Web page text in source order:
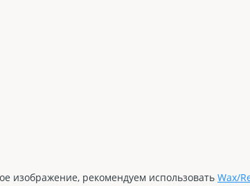
изображение, рекомендуем использовать Wax/